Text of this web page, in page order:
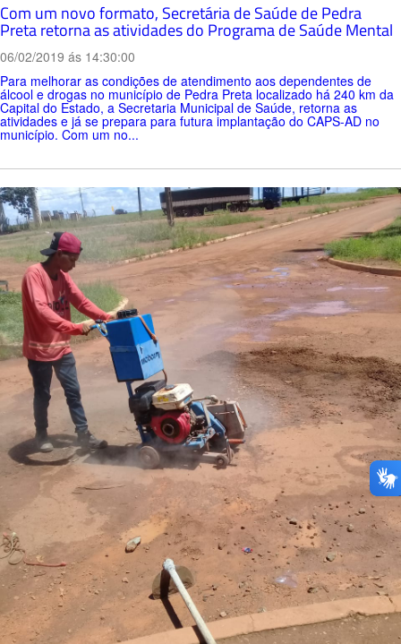
Com um novo formato, Secretária de Saúde de Pedra
Preta retorna as atividades do Programa de Saúde Mental
06/02/2019 ás 14:30:00
Para melhorar as condições de atendimento aos dependentes de
álcool e drogas no município de Pedra Preta localizado há 240 km da
Capital do Estado, a Secretaria Municipal de Saúde, retorna as
atividades e já se prepara para futura implantação do CAPS-AD no
município. Com um no...